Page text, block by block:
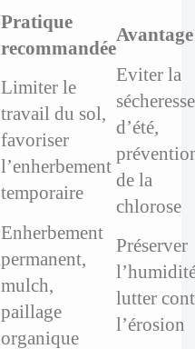
Pratique
recommandée
Avantage
Limiter le
travail du sol,
favoriser
l’enherbement
temporaire
Eviter la
sécheresse
d’été,
de la
chlorose
Enherbement
permanent,
mulch,
paillage
organique
Préserver
lutter
l’érosion